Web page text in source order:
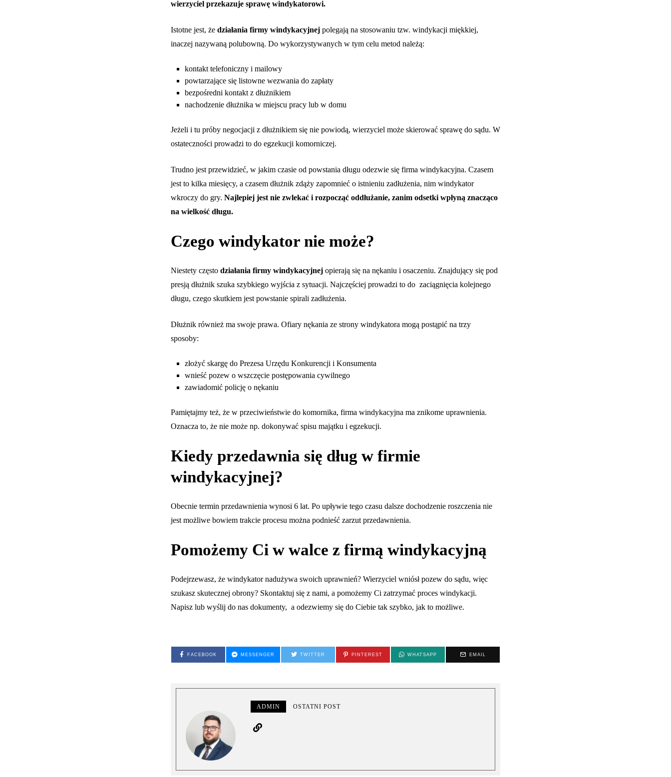
wierzyciel przekazuje sprawę windykatorowi.
Istotne jest, że działania firmy windykacyjnej polegają na stosowaniu tzw. windykacji miękkiej,
inaczej nazywaną polubowną. Do wykorzystywanych w tym celu metod należą:
kontakt telefoniczny i mailowy
powtarzające się listowne wezwania do zapłaty
bezpośredni kontakt z dłużnikiem
nachodzenie dłużnika w miejscu pracy lub w domu
Jeżeli i tu próby negocjacji z dłużnikiem się nie powiodą, wierzyciel może skierować sprawę do sądu. W
ostateczności prowadzi to do egzekucji komorniczej.
Trudno jest przewidzieć, w jakim czasie od powstania długu odezwie się firma windykacyjna. Czasem
jest to kilka miesięcy, a czasem dłużnik zdąży zapomnieć o istnieniu zadłużenia, nim windykator
wkroczy do gry. Najlepiej jest nie zwlekać i rozpocząć oddłużanie, zanim odsetki wpłyną znacząco
na wielkość długu.
Czego windykator nie może?
Niestety często działania firmy windykacyjnej opierają się na nękaniu i osaczeniu. Znajdujący się pod
presją dłużnik szuka szybkiego wyjścia z sytuacji. Najczęściej prowadzi to do zaciągnięcia kolejnego
długu, czego skutkiem jest powstanie spirali zadłużenia.
Dłużnik również ma swoje prawa. Ofiary nękania ze strony windykatora mogą postąpić na trzy
sposoby:
złożyć skargę do Prezesa Urzędu Konkurencji i Konsumenta
wnieść pozew o wszczęcie postępowania cywilnego
zawiadomić policję o nękaniu
Pamiętajmy też, że w przeciwieństwie do komornika, firma windykacyjna ma znikome uprawnienia.
Oznacza to, że nie może np. dokonywać spisu majątku i egzekucji.
Kiedy przedawnia się dług w firmie
windykacyjnej?
Obecnie termin przedawnienia wynosi 6 lat. Po upływie tego czasu dalsze dochodzenie roszczenia nie
jest możliwe bowiem trakcie procesu można podnieść zarzut przedawnienia.
Pomożemy Ci w walce z firmą windykacyjną
Podejrzewasz, że windykator nadużywa swoich uprawnień? Wierzyciel wniósł pozew do sądu, więc
szukasz skutecznej obrony? Skontaktuj się z nami, a pomożemy Ci zatrzymać proces windykacji.
Napisz lub wyślij do nas dokumenty, a odezwiemy się do Ciebie tak szybko, jak to możliwe.
FACEBOOK MESSENGER TWITTER PINTEREST WHATSAPP EMAIL
ADMIN OSTATNI POST